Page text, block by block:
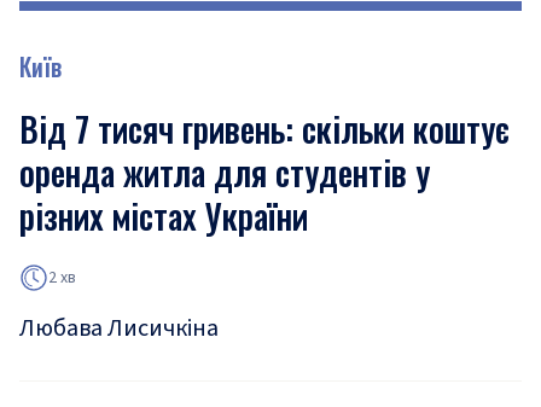
Київ
Від 7 тисяч гривень: скільки коштує
оренда житла для студентів у
різних містах України
2 хв
Любава Лисичкіна